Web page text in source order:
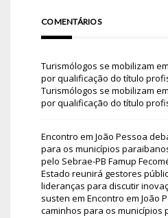
COMENTÁRIOS
Turismólogos se mobilizam
por qualificação do título
Turismólogos se mobilizam
por qualificação do título
Encontro em João Pessoa
para os municípios
pelo Sebrae-PB Famup
Estado reunirá gestores
lideranças para discutir
susten em Encontro em João
caminhos para os municípios